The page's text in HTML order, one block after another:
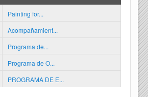
Painting for...
Acompañamient...
Programa de...
Programa de O...
PROGRAMA DE E...